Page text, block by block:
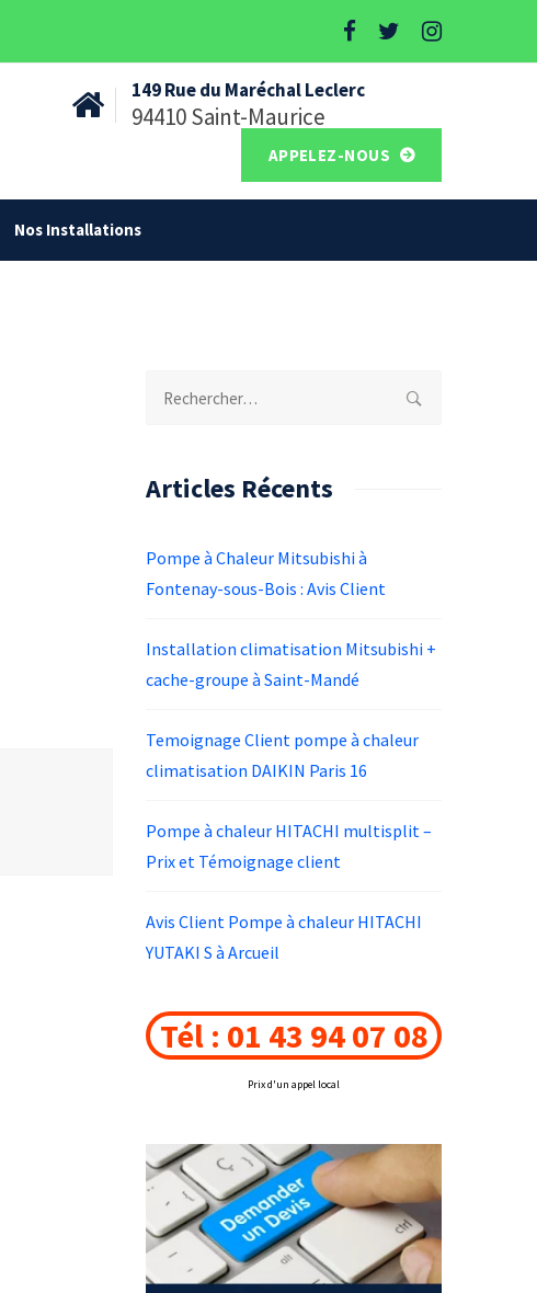
149 Rue du Maréchal Leclerc
94410 Saint-Maurice
APPELEZ-NOUS
Nos Installations
Rechercher :
Articles Récents
Pompe à Chaleur Mitsubishi à
Fontenay-sous-Bois : Avis Client
Installation climatisation Mitsubishi +
cache-groupe à Saint-Mandé
Temoignage Client pompe à chaleur
climatisation DAIKIN Paris 16
Pompe à chaleur HITACHI multisplit –
Prix et Témoignage client
Avis Client Pompe à chaleur HITACHI
YUTAKI S à Arcueil
Tél : 01 43 94 07 08
Prix d'un appel local